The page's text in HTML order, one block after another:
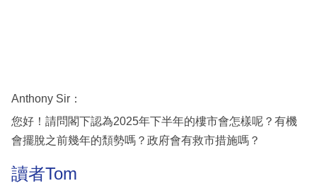
區
Anthony Sir：
您好！請問閣下認為2025年下半年的樓市會怎樣呢？有機
會擺脫之前幾年的頽勢嗎？政府會有救市措施嗎？
讀者Tom